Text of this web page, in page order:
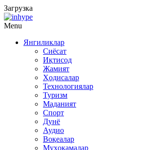
Загрузка
Menu
Янгиликлар
Сиёсат
Иқтисод
Жамият
Ҳодисалар
Технологиялар
Туризм
Маданият
Спорт
Дунё
Аудио
Воқеалар
Муҳокамалар